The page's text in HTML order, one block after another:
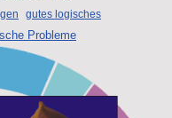
gutes logisches
Probleme